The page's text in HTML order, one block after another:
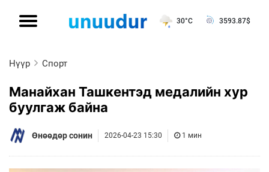
30°C 3593.87$
Нүүр Спорт
Манайхан Ташкентэд медалийн хур
буулгаж байна
Өнөөдөр сонин 2026-04-23 15:30 1 мин